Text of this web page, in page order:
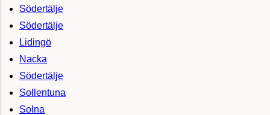
Södertälje
Södertälje
Lidingö
Nacka
Södertälje
Sollentuna
Solna